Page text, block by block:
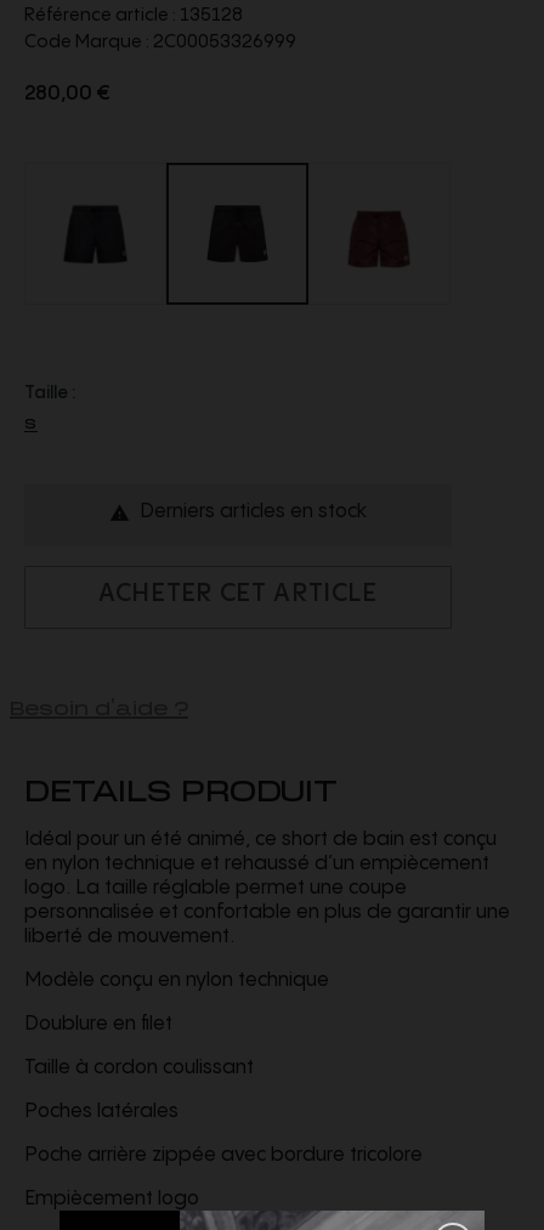
Référence article : 135128
Code Marque : 2C00053326999
280,00 €
Taille :
S
 Derniers articles en stock
ACHETER CET ARTICLE
DETAILS PRODUIT
Idéal pour un été animé, ce short de bain est conçu
en nylon technique et rehaussé d’un empiècement
logo. La taille réglable permet une coupe
personnalisée et confortable en plus de garantir une
liberté de mouvement.
Modèle conçu en nylon technique
Doublure en filet
Taille à cordon coulissant
Poches latérales
Poche arrière zippée avec bordure tricolore
Empiècement logo